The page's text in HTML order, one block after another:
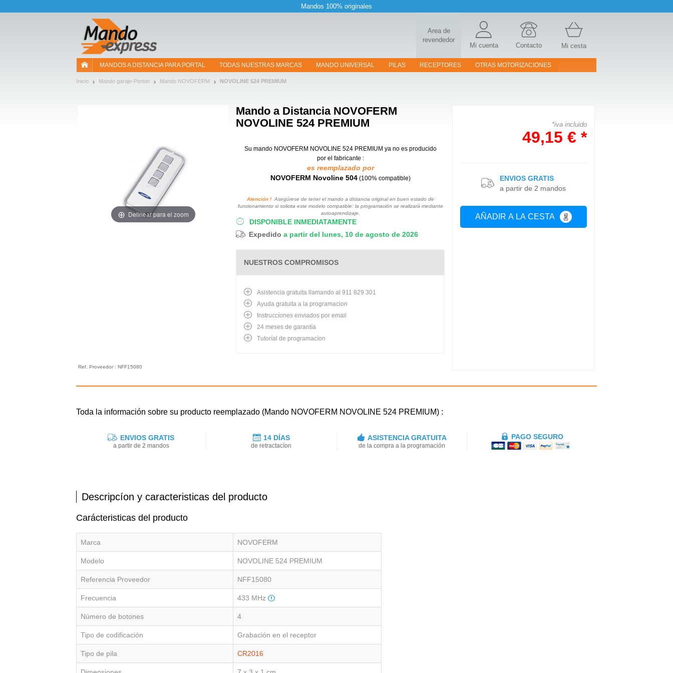
Mandos 100% originales
Area de
revendedor
Mi cuenta Contacto Mi cesta
MANDOS A DISTANCIA PARA PORTAL TODAS NUESTRAS MARCAS MANDO UNIVERSAL PILAS RECEPTORES OTRAS MOTORIZACIONES
Inicio Mando garaje-Porton Mando NOVOFERM NOVOLINE 524 PREMIUM
Mando a DistanciaNOVOFERM
NOVOLINE 524 PREMIUM
Delinear para el zoom
Su mando NOVOFERM NOVOLINE 524 PREMIUM ya no es producido
por el fabricante :
es reemplazado por
NOVOFERM Novoline 504 (100% compatible)
Atención !Asegúrese de tener el mando a distancia original en buen estado de
funcionamiento si solicita este modelo compatible: la programación se realizará mediante
autoaprendizaje.
DISPONIBLE INMEDIATAMENTE
Expedido a partir del lunes, 10 de agosto de 2026
*iva incluido
49,15 € *
AÑADIR A LA CESTA
ENVIOS GRATIS
a partir de 2 mandos
Ref. Proveedor : NFF15080
NUESTROS COMPROMISOS
Asistencia gratuita llamando al 911 829 301
Ayuda gratuita a la programacion
Instruccíones enviados por email
24 meses de garantía
Tutoríal de programacíon
Toda la información sobre su producto reemplazado (Mando NOVOFERM NOVOLINE 524 PREMIUM) :
ENVIOS GRATIS
a partir de 2 mandos
14 DÍAS
de retractacíon
ASISTENCIA GRATUITA
de la compra a la programación
PAGO SEGURO
Descripcíon y caracteristicas del producto
Carácteristicas del producto
Marca NOVOFERM
Modelo NOVOLINE 524 PREMIUM
Referencia Proveedor NFF15080
Frecuencia 433 MHz
Número de botones 4
Tipo de codificación Grabación en el receptor
Tipo de pila CR2016